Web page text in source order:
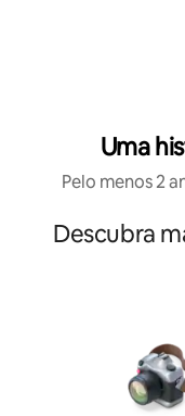
Uma
Pelo menos 2
Descubra